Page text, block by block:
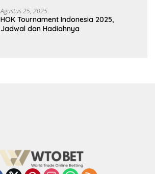
Agustus 25, 2025
HOK Tournament Indonesia 2025,
Jadwal dan Hadiahnya